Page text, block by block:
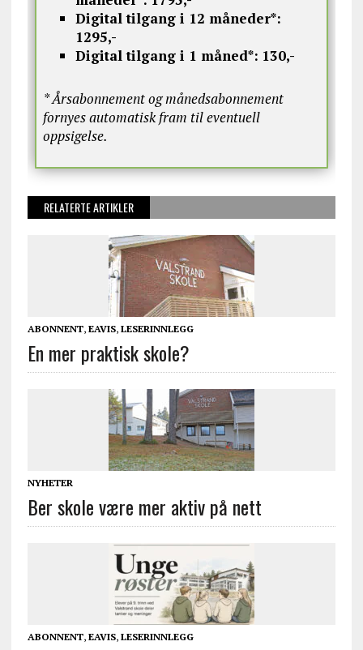
Digital tilgang i 12 måneder*:
1295,-
Digital tilgang i 1 måned*: 130,-
* Årsabonnement og månedsabonnement
fornyes automatisk fram til eventuell
oppsigelse.
RELATERTE ARTIKLER
ABONNENT, EAVIS, LESERINNLEGG
En mer praktisk skole?
NYHETER
Ber skole være mer aktiv på nett
ABONNENT, EAVIS, LESERINNLEGG